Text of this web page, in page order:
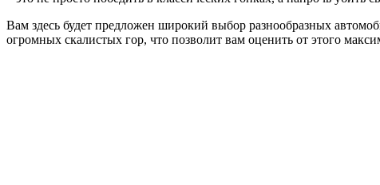
Вам здесь будет предложен широкий выбор разнообразных
огромных скалистых гор, что позволит вам оценить от этого